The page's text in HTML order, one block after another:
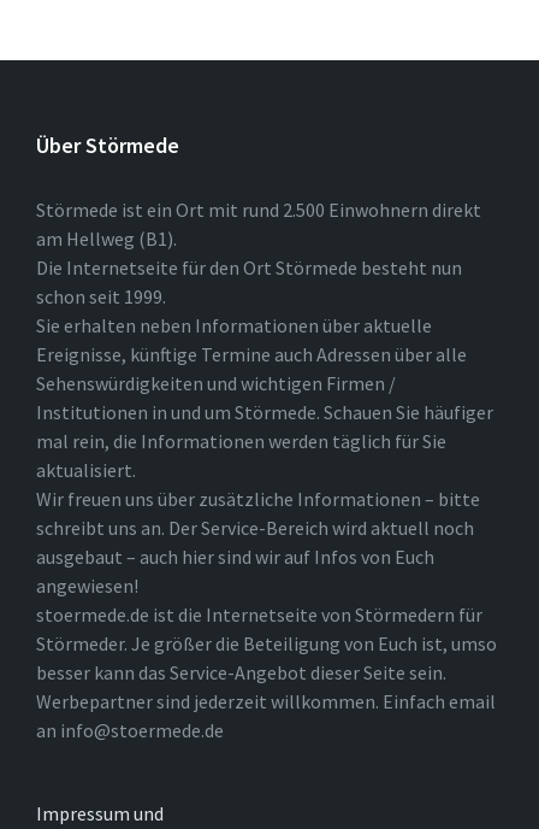
Über Störmede
Störmede ist ein Ort mit rund 2.500 Einwohnern direkt
am Hellweg (B1).
Die Internetseite für den Ort Störmede besteht nun
schon seit 1999.
Sie erhalten neben Informationen über aktuelle
Ereignisse, künftige Termine auch Adressen über alle
Sehenswürdigkeiten und wichtigen Firmen /
Institutionen in und um Störmede. Schauen Sie häufiger
mal rein, die Informationen werden täglich für Sie
aktualisiert.
Wir freuen uns über zusätzliche Informationen – bitte
schreibt uns an. Der Service-Bereich wird aktuell noch
ausgebaut – auch hier sind wir auf Infos von Euch
angewiesen!
stoermede.de ist die Internetseite von Störmedern für
Störmeder. Je größer die Beteiligung von Euch ist, umso
besser kann das Service-Angebot dieser Seite sein.
Werbepartner sind jederzeit willkommen. Einfach email
an info@stoermede.de
Impressum und